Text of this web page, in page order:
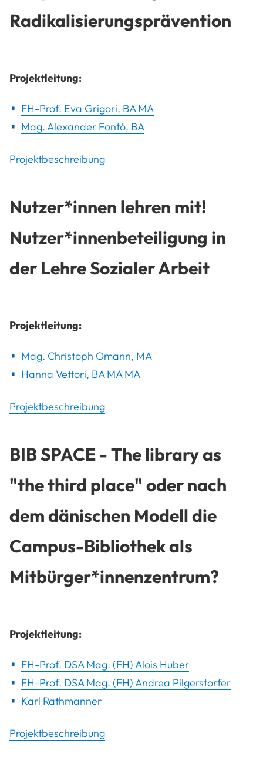
Radikalisierungsprävention
Projektleitung:
FH-Prof. Eva Grigori, BA MA
Mag. Alexander Fontó, BA
Projektbeschreibung
Nutzer*innen lehren mit!
Nutzer*innenbeteiligung in
der Lehre Sozialer Arbeit
Projektleitung:
Mag. Christoph Omann, MA
Hanna Vettori, BA MA MA
Projektbeschreibung
BIB SPACE - The library as
"the third place" oder nach
dem dänischen Modell die
Campus-Bibliothek als
Mitbürger*innenzentrum?
Projektleitung:
FH-Prof. DSA Mag. (FH) Alois Huber
FH-Prof. DSA Mag. (FH) Andrea Pilgerstorfer
Karl Rathmanner
Projektbeschreibung